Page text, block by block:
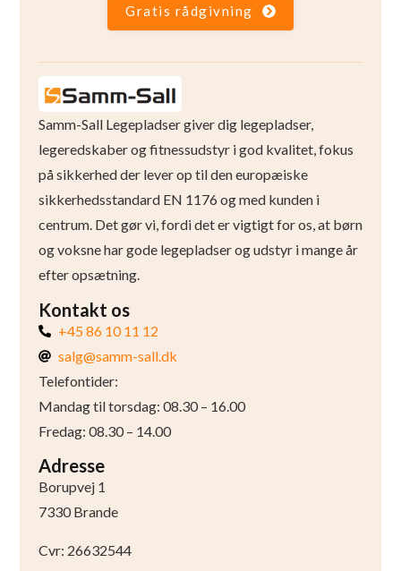
Gratis rådgivning
Samm-Sall Legepladser giver dig legepladser,
legeredskaber og fitnessudstyr i god kvalitet, fokus
på sikkerhed der lever op til den europæiske
sikkerhedsstandard EN 1176 og med kunden i
centrum. Det gør vi, fordi det er vigtigt for os, at børn
og voksne har gode legepladser og udstyr i mange år
efter opsætning.
Kontakt os
+45 86 10 11 12
salg@samm-sall.dk
Telefontider:
Mandag til torsdag: 08.30 – 16.00
Fredag: 08.30 – 14.00
Adresse
Borupvej 1
7330 Brande
Cvr: 26632544